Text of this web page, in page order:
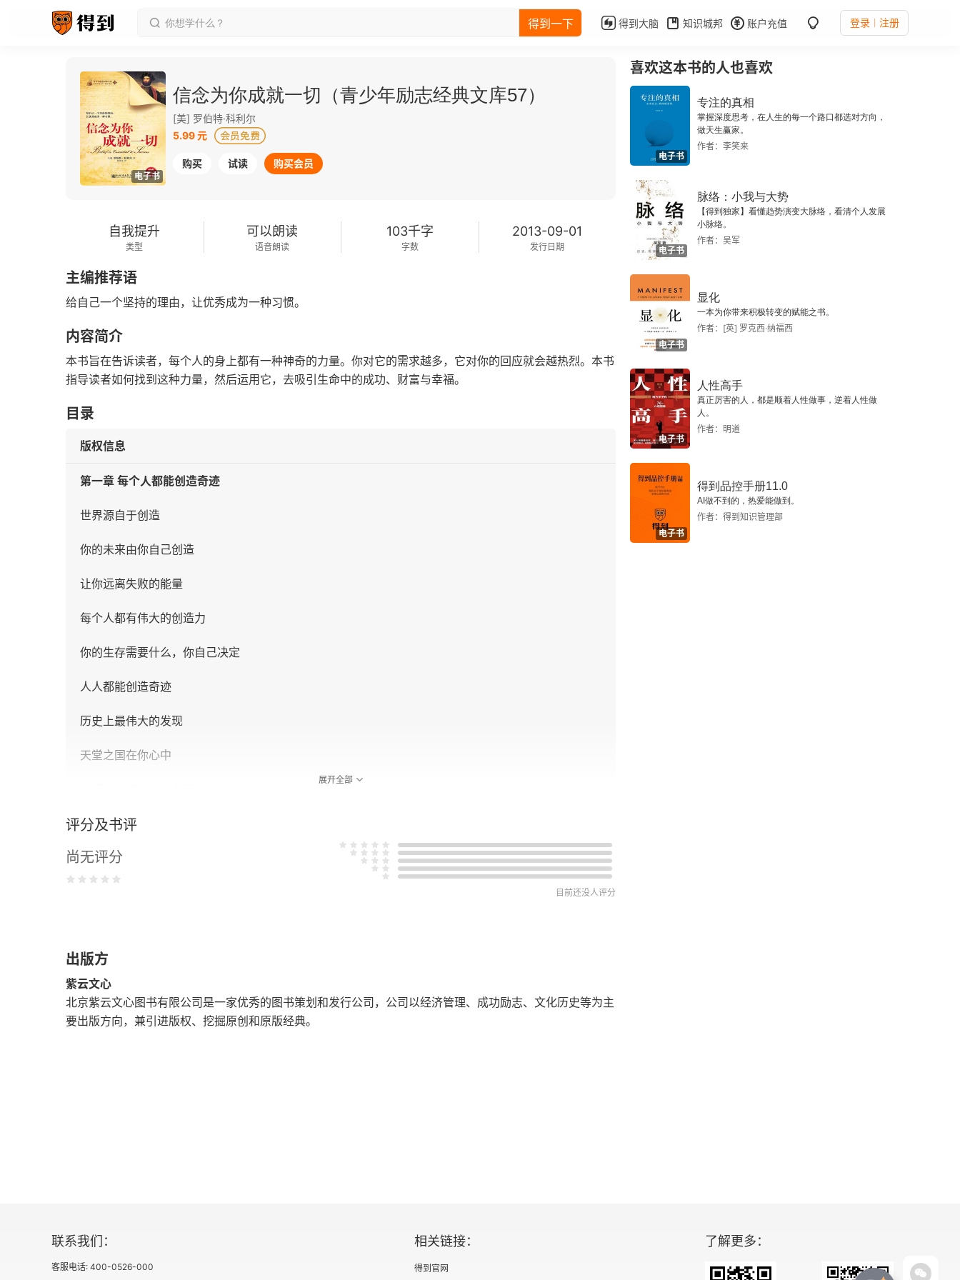
得到一下 得到大脑 知识城邦 账户充值 登录 注册
电子书
信念为你成就一切（青少年励志经典文库57）
[美] 罗伯特·科利尔
5.99 元
购买 试读 购买会员
自我提升
类型
可以朗读
语音朗读
103千字
字数
2013-09-01
发行日期
主编推荐语
给自己一个坚持的理由，让优秀成为一种习惯。
内容简介
本书旨在告诉读者，每个人的身上都有一种神奇的力量。你对它的需求越多，它对你的回应就会越热烈。本书
指导读者如何找到这种力量，然后运用它，去吸引生命中的成功、财富与幸福。
目录
版权信息
第一章 每个人都能创造奇迹
世界源自于创造
你的未来由你自己创造
让你远离失败的能量
每个人都有伟大的创造力
你的生存需要什么，你自己决定
人人都能创造奇迹
历史上最伟大的发现
天堂之国在你心中
“与生俱来的方法”
第二章 不要成为一事无成之人
为什么有的人一事无成
不要满足于不完美
如何完善你的创造力
让想象转化为现实的秘密
你不要限制自己
展开全部
评分及书评
尚无评分
目前还没人评分
出版方
紫云文心
北京紫云文心图书有限公司是一家优秀的图书策划和发行公司，公司以经济管理、成功励志、文化历史等为主
要出版方向，兼引进版权、挖掘原创和原版经典。
喜欢这本书的人也喜欢
电子书
专注的真相
掌握深度思考，在人生的每一个路口都选对方向，
做天生赢家。
作者：李笑来
电子书
脉络：小我与大势
【得到独家】看懂趋势演变大脉络，看清个人发展
小脉络。
作者：吴军
电子书
显化
一本为你带来积极转变的赋能之书。
作者：[英] 罗克西·纳福西
电子书
人性高手
真正厉害的人，都是顺着人性做事，逆着人性做
人。
作者：明道
电子书
得到品控手册11.0
AI做不到的，热爱能做到。
作者：得到知识管理部
联系我们：
客服电话: 400-0526-000
相关链接：
得到官网
了解更多：